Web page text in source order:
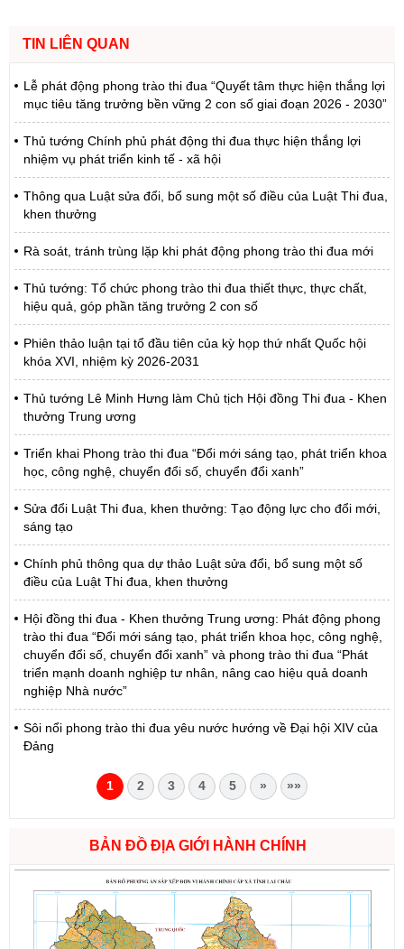
TIN LIÊN QUAN
Lễ phát động phong trào thi đua “Quyết tâm thực hiện thắng lợi
mục tiêu tăng trưởng bền vững 2 con số giai đoạn 2026 - 2030”
Thủ tướng Chính phủ phát động thi đua thực hiện thắng lợi
nhiệm vụ phát triển kinh tế - xã hội
Thông qua Luật sửa đổi, bổ sung một số điều của Luật Thi đua,
khen thưởng
Rà soát, tránh trùng lặp khi phát động phong trào thi đua mới
Thủ tướng: Tổ chức phong trào thi đua thiết thực, thực chất,
hiệu quả, góp phần tăng trưởng 2 con số
Phiên thảo luận tại tổ đầu tiên của kỳ họp thứ nhất Quốc hội
khóa XVI, nhiệm kỳ 2026-2031
Thủ tướng Lê Minh Hưng làm Chủ tịch Hội đồng Thi đua - Khen
thưởng Trung ương
Triển khai Phong trào thi đua “Đổi mới sáng tạo, phát triển khoa
học, công nghệ, chuyển đổi số, chuyển đổi xanh”
Sửa đổi Luật Thi đua, khen thưởng: Tạo động lực cho đổi mới,
sáng tạo
Chính phủ thông qua dự thảo Luật sửa đổi, bổ sung một số
điều của Luật Thi đua, khen thưởng
Hội đồng thi đua - Khen thưởng Trung ương: Phát động phong
trào thi đua “Đổi mới sáng tạo, phát triển khoa học, công nghệ,
chuyển đổi số, chuyển đổi xanh” và phong trào thi đua “Phát
triển mạnh doanh nghiệp tư nhân, nâng cao hiệu quả doanh
nghiệp Nhà nước”
Sôi nổi phong trào thi đua yêu nước hướng về Đại hội XIV của
Đảng
1 2 3 4 5 » »»
BẢN ĐỒ ĐỊA GIỚI HÀNH CHÍNH